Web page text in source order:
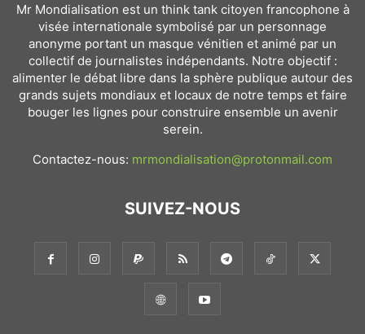
Mr Mondialisation est un think tank citoyen francophone à
visée internationale symbolisé par un personnage
anonyme portant un masque vénitien et animé par un
collectif de journalistes indépendants. Notre objectif :
alimenter le débat libre dans la sphère publique autour des
grands sujets mondiaux et locaux de notre temps et faire
bouger les lignes pour construire ensemble un avenir
serein.
Contactez-nous: mrmondialisation@protonmail.com
SUIVEZ-NOUS